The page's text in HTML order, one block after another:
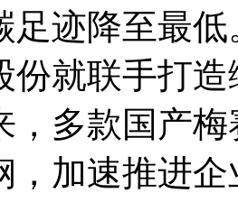
足迹降至最
份就联手打
，多款国产
，加速推进